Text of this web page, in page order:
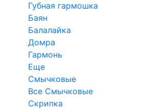
Губная гармошка
Баян
Балалайка
Домра
Гармонь
Еще
Смычковые
Все Смычковые
Скрипка